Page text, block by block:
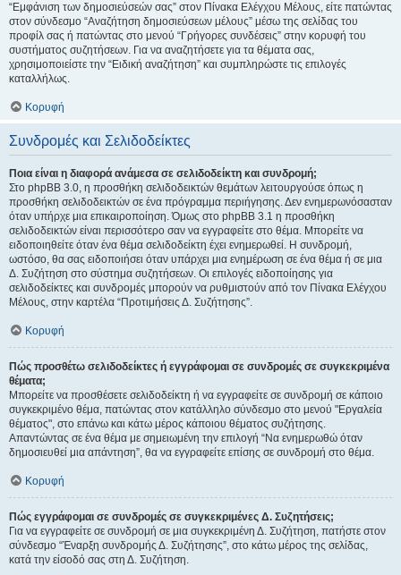
“Εμφάνιση των δημοσιεύσεών σας” στον Πίνακα Ελέγχου Μέλους, είτε πατώντας
στον σύνδεσμο “Αναζήτηση δημοσιεύσεων μέλους” μέσω της σελίδας του
προφίλ σας ή πατώντας στο μενού “Γρήγορες συνδέσεις” στην κορυφή του
συστήματος συζητήσεων. Για να αναζητήσετε για τα θέματα σας,
χρησιμοποιείστε την “Ειδική αναζήτηση” και συμπληρώστε τις επιλογές
καταλλήλως.
Κορυφή
Συνδρομές και Σελιδοδείκτες
Ποια είναι η διαφορά ανάμεσα σε σελιδοδείκτη και συνδρομή;
Στο phpBB 3.0, η προσθήκη σελιδοδεικτών θεμάτων λειτουργούσε όπως η
προσθήκη σελιδοδεικτών σε ένα πρόγραμμα περιήγησης. Δεν ενημερωνόσασταν
όταν υπήρχε μια επικαιροποίηση. Όμως στο phpBB 3.1 η προσθήκη
σελιδοδεικτών είναι περισσότερο σαν να εγγραφείτε στο θέμα. Μπορείτε να
ειδοποιηθείτε όταν ένα θέμα σελιδοδείκτη έχει ενημερωθεί. Η συνδρομή,
ωστόσο, θα σας ειδοποιήσει όταν υπάρχει μια ενημέρωση σε ένα θέμα ή σε μια
Δ. Συζήτηση στο σύστημα συζητήσεων. Οι επιλογές ειδοποίησης για
σελιδοδείκτες και συνδρομές μπορούν να ρυθμιστούν από τον Πίνακα Ελέγχου
Μέλους, στην καρτέλα “Προτιμήσεις Δ. Συζήτησης”.
Κορυφή
Πώς προσθέτω σελιδοδείκτες ή εγγράφομαι σε συνδρομές σε συγκεκριμένα
θέματα;
Μπορείτε να προσθέσετε σελιδοδείκτη ή να εγγραφείτε σε συνδρομή σε κάποιο
συγκεκριμένο θέμα, πατώντας στον κατάλληλο σύνδεσμο στο μενού "Εργαλεία
θέματος", στο επάνω και κάτω μέρος κάποιου θέματος συζήτησης.
Απαντώντας σε ένα θέμα με σημειωμένη την επιλογή “Να ενημερωθώ όταν
δημοσιευθεί μια απάντηση”, θα να εγγραφείτε επίσης σε συνδρομή στο θέμα.
Κορυφή
Πώς εγγράφομαι σε συνδρομές σε συγκεκριμένες Δ. Συζητήσεις;
Για να εγγραφείτε σε συνδρομή σε μια συγκεκριμένη Δ. Συζήτηση, πατήστε στον
σύνδεσμο “Έναρξη συνδρομής Δ. Συζήτησης”, στο κάτω μέρος της σελίδας,
κατά την είσοδό σας στη Δ. Συζήτηση.